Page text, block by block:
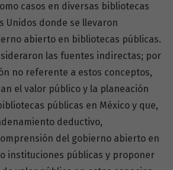
casos en diversas bibliotecas
Unidos donde se llevaron
abierto en bibliotecas públicas.
las fuentes indirectas; por
no referente a estos conceptos,
el valor público y la planeación
públicas en México y que,
deductivo,
del gobierno abierto en
instituciones públicas y proponer